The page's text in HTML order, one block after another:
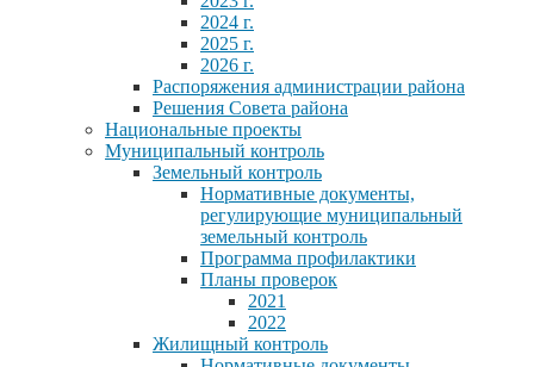
2024 г.
2025 г.
2026 г.
Распоряжения администрации района
Решения Совета района
Национальные проекты
Муниципальный контроль
Земельный контроль
Нормативные документы,
регулирующие муниципальный
земельный контроль
Программа профилактики
Планы проверок
2021
2022
Жилищный контроль